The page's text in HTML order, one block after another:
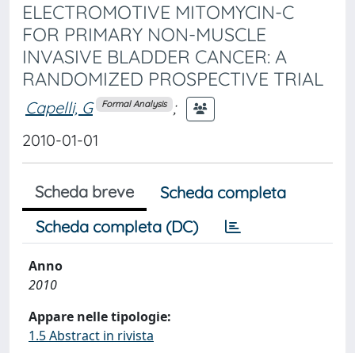
ELECTROMOTIVE MITOMYCIN-C
FOR PRIMARY NON-MUSCLE
INVASIVE BLADDER CANCER: A
RANDOMIZED PROSPECTIVE TRIAL
Capelli, G Formal Analysis ;
2010-01-01
Scheda breve
Scheda completa
Scheda completa (DC)
Anno
2010
Appare nelle tipologie:
1.5 Abstract in rivista